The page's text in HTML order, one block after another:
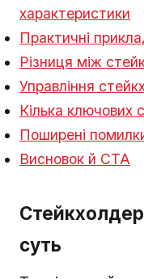
характеристики
Практичні
Різниця між
Управління
Кілька ключових
Поширені
Висновок й CTA
суть